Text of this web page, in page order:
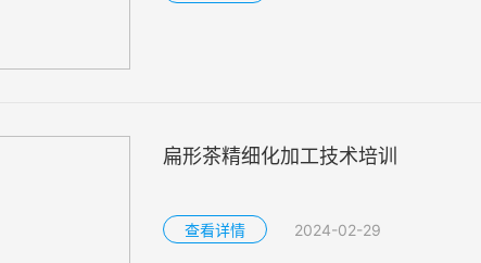
扁形茶精细化加工技术培训
查看详情 2024-02-29